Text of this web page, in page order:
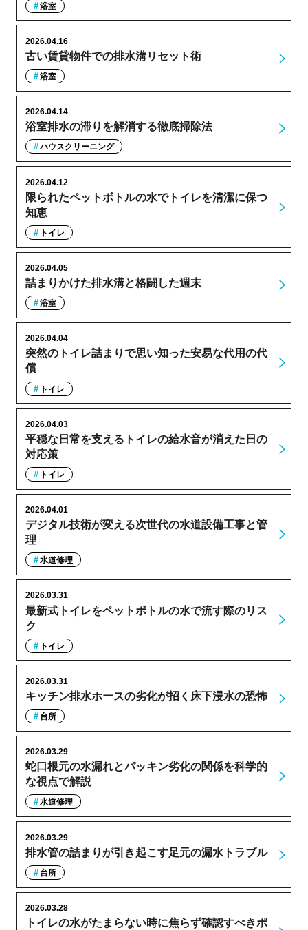
浴室
古い賃貸物件での排水溝リセット術
2026.04.16
浴室
浴室排水の滞りを解消する徹底掃除法
2026.04.14
ハウスクリーニング
限られたペットボトルの水でトイレを清潔に保つ
知恵
2026.04.12
トイレ
詰まりかけた排水溝と格闘した週末
2026.04.05
浴室
突然のトイレ詰まりで思い知った安易な代用の代
償
2026.04.04
トイレ
平穏な日常を支えるトイレの給水音が消えた日の
対応策
2026.04.03
トイレ
デジタル技術が変える次世代の水道設備工事と管
理
2026.04.01
水道修理
最新式トイレをペットボトルの水で流す際のリス
ク
2026.03.31
トイレ
キッチン排水ホースの劣化が招く床下浸水の恐怖
2026.03.31
台所
蛇口根元の水漏れとパッキン劣化の関係を科学的
な視点で解説
2026.03.29
水道修理
排水管の詰まりが引き起こす足元の漏水トラブル
2026.03.29
台所
トイレの水がたまらない時に焦らず確認すべきポ
2026.03.28